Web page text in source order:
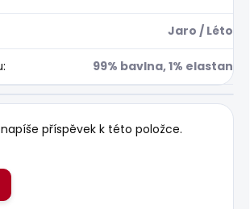
Jaro / Léto
: 99% bavlna, 1% elastan
příspěvek k této položce.